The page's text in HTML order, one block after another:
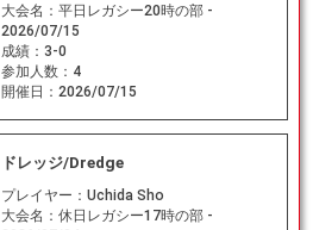
大会名： 平日レガシー20時の部 -
2026/07/15
成績： 3-0
参加人数： 4
開催日： 2026/07/15
ドレッジ/Dredge
プレイヤー： Uchida Sho
大会名： 休日レガシー17時の部 -